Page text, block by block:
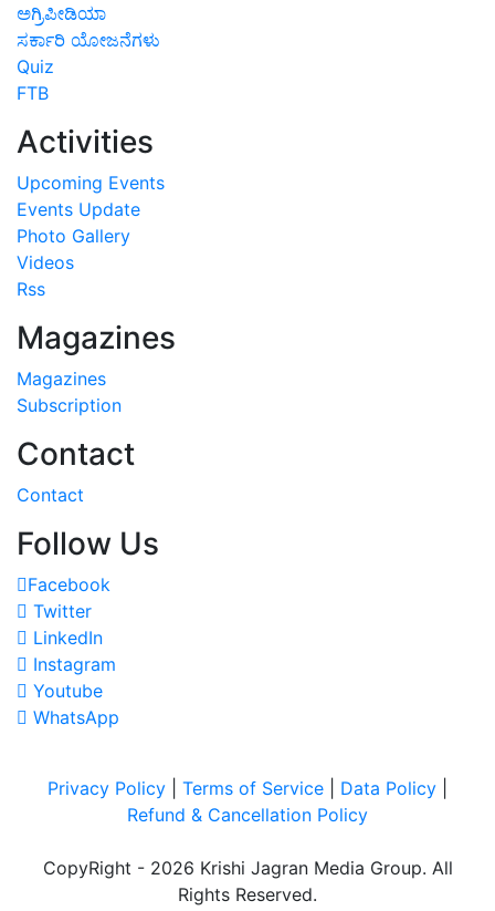
ಅಗ್ರಿಪೀಡಿಯಾ
ಸರ್ಕಾರಿ ಯೋಜನೆಗಳು
Quiz
FTB
Activities
Upcoming Events
Events Update
Photo Gallery
Videos
Rss
Magazines
Magazines
Subscription
Contact
Contact
Follow Us
Facebook
Twitter
LinkedIn
Instagram
Youtube
WhatsApp
Privacy Policy Terms of Service Data Policy
Refund & Cancellation Policy
CopyRight - 2026 Krishi Jagran Media Group. All
Rights Reserved.